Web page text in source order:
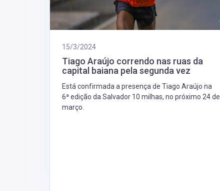
15/3/2024
Tiago Araújo correndo nas ruas da
capital baiana pela segunda vez
Está confirmada a presença de Tiago Araújo na
6ª edição da Salvador 10 milhas, no próximo 24 de
março.